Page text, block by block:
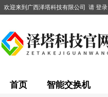
欢迎来到广西泽塔科技有限公司 请 登录
首页 智能交换机